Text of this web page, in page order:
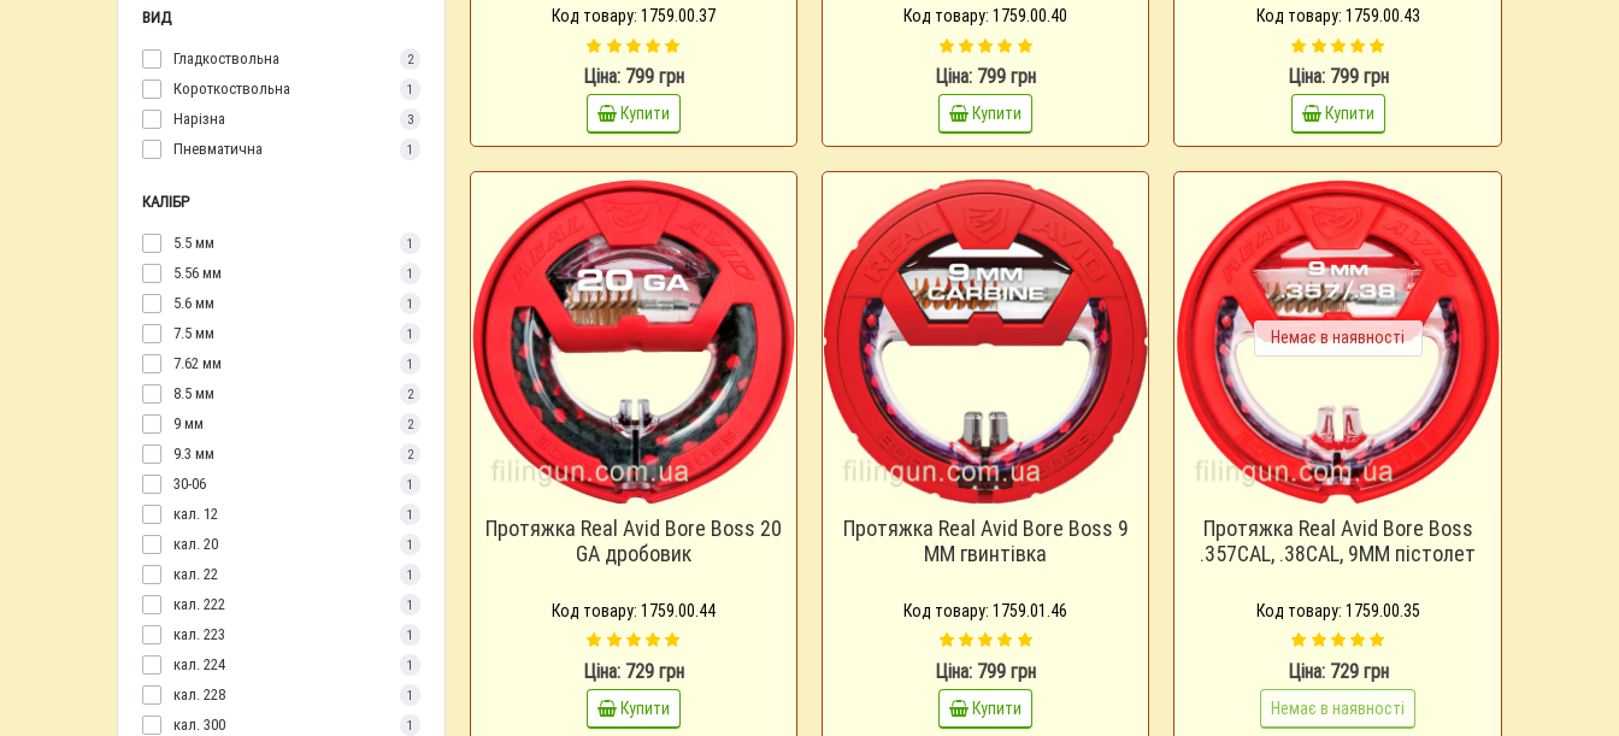
ВИД
Гладкоствольна
2
Короткоствольна 1
Нарізна 3
Пневматична 1
КАЛІБР
5.5 мм
1
5.56 мм 1
5.6 мм 1
7.5 мм 1
7.62 мм 1
8.5 мм 2
9 мм 2
9.3 мм 2
30-06 1
кал. 12 1
кал. 20 1
кал. 22 1
кал. 222 1
кал. 223 1
кал. 224 1
кал. 228 1
кал. 300 1
Код товару: 1759.00.37
Ціна: 799 грн
Купити
Код товару: 1759.00.40
Ціна: 799 грн
Купити
Код товару: 1759.00.43
Ціна: 799 грн
Купити
Протяжка Real Avid Bore Boss 20
GA дробовик
Код товару: 1759.00.44
Ціна: 729 грн
Купити
Протяжка Real Avid Bore Boss 9
ММ гвинтівка
Код товару: 1759.01.46
Ціна: 799 грн
Купити
Немає в наявності
Протяжка Real Avid Bore Boss
.357CAL, .38CAL, 9MM пістолет
Код товару: 1759.00.35
Ціна: 729 грн
Немає в наявності